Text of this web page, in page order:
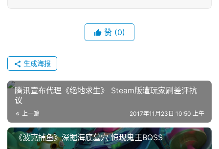
游
戏
休
闲
游
戏
赞 (0)
生成海报
腾讯宣布代理《绝地求生》 Steam版遭玩家刷差评抗
议
上一篇 2017年11月23日 10:50 上午
《波克捕鱼》深掘海底墓穴 惊现鬼王BOSS